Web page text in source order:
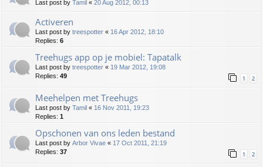
Last post by Tamil « 20 Aug 2012, 00:13
Activeren
Last post by treespotter « 16 Apr 2012, 18:10
Replies: 6
Treehugs app op je mobiel: Tapatalk
Last post by treespotter « 19 Mar 2012, 19:08
Replies: 49 1 2
Meehelpen met Treehugs
Last post by Tamil « 16 Nov 2011, 19:23
Replies: 1
Opschonen van ons leden bestand
Last post by Arbor Vivae « 17 Oct 2011, 21:19
Replies: 37 1 2